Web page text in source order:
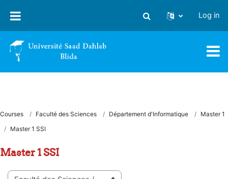
Toggle search input
Log in
Courses Faculté des Sciences Département d'Informatique
Master 1
Master 1 SSI
Master 1 SSI